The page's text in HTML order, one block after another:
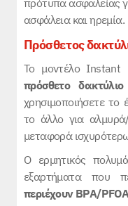
ασφάλεια και ηρεμία.
Πρόσθετος
Το μοντέλο Instant
πρόσθετο δακτύλιο
χρησιμοποιήσετε το
το άλλο για
μεταφορά
Ο ερμητικός
εξαρτήματα που
περιέχουν BPA/